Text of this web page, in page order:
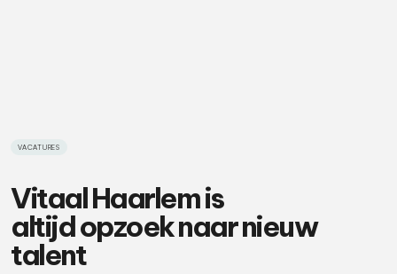
VACATURES
Vitaal Haarlem is
altijd opzoek naar nieuw
talent